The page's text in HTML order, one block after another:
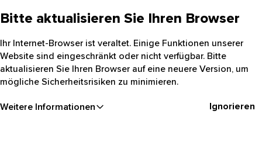
Bitte aktualisieren Sie Ihren Browser
Ihr Internet-Browser ist veraltet. Einige Funktionen unserer
Website sind eingeschränkt oder nicht verfügbar. Bitte
aktualisieren Sie Ihren Browser auf eine neuere Version, um
mögliche Sicherheitsrisiken zu minimieren.
Weitere Informationen Ignorieren